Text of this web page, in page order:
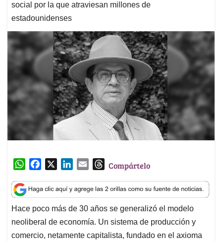
social por la que atraviesan millones de
estadounidenses
W
a
t
s
A
p
c
e
b
o
o
n
k
e
d
I
a
i
l
T
r
e
a
d
s
Compártelo
Hace poco más de 30 años se generalizó el modelo
neoliberal de economía. Un sistema de producción y
comercio, netamente capitalista, fundado en el axioma